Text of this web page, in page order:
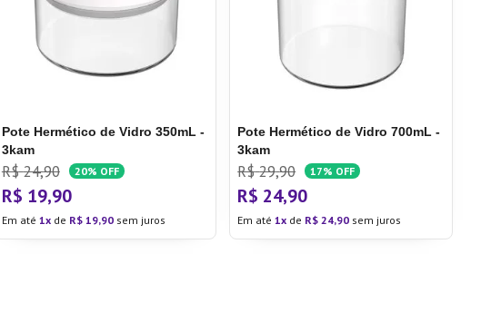
Pote Hermético de Vidro 350mL -
3kam
R$ 24,90 20% OFF
R$ 19,90
Em até 1 de R$ 19,90sem juros
Pote Hermético de Vidro 700mL -
3kam
R$ 29,90 17% OFF
R$ 24,90
Em até1 de R$ 24,90 sem juros